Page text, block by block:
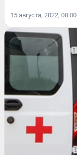
15 августа, 2022, 08:00